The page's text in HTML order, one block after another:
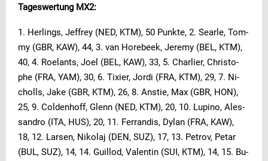
Tageswertung MX2:
1. Her­lings, Jeffrey (NED, KTM), 50 Punk­te, 2. Se­ar­le, Tom­
my (GBR, KAW), 44, 3. van Ho­re­beek, Je­re­my (BEL, KTM),
40, 4. Ro­elants, Jo­el (BEL, KAW), 33, 5. Char­lier, Chris­to­
phe (FRA, YAM), 30, 6. Ti­xier, Jor­di (FRA, KTM), 29, 7. Ni­
cholls, Ja­ke (GBR, KTM), 26, 8. An­s­tie, Max (GBR, HON),
25, 9. Col­den­hoff, Glenn (NED, KTM), 20, 10. Lu­pi­no, Ales­
san­dro (ITA, HUS), 20, 11. Fer­ran­dis, Dy­lan (FRA, KAW),
18, 12. Lar­sen, Ni­ko­laj (DEN, SUZ), 17, 13. Pe­trov, Pe­tar
(BUL, SUZ), 14, 14. Guil­lod, Va­len­tin (SUI, KTM), 14, 15. Bu­